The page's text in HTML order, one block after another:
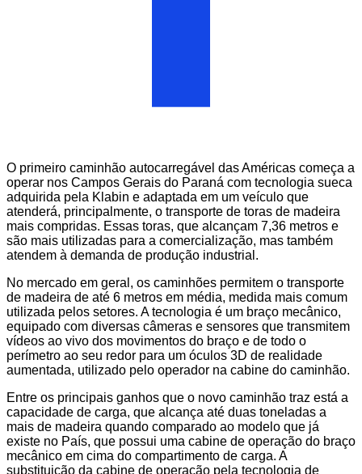
O primeiro caminhão autocarregável das Américas começa a
operar nos Campos Gerais do Paraná com tecnologia sueca
adquirida pela Klabin e adaptada em um veículo que
atenderá, principalmente, o transporte de toras de madeira
mais compridas. Essas toras, que alcançam 7,36 metros e
são mais utilizadas para a comercialização, mas também
atendem à demanda de produção industrial.
No mercado em geral, os caminhões permitem o transporte
de madeira de até 6 metros em média, medida mais comum
utilizada pelos setores. A tecnologia é um braço mecânico,
equipado com diversas câmeras e sensores que transmitem
vídeos ao vivo dos movimentos do braço e de todo o
perímetro ao seu redor para um óculos 3D de realidade
aumentada, utilizado pelo operador na cabine do caminhão.
Entre os principais ganhos que o novo caminhão traz está a
capacidade de carga, que alcança até duas toneladas a
mais de madeira quando comparado ao modelo que já
existe no País, que possui uma cabine de operação do braço
mecânico em cima do compartimento de carga. A
substituição da cabine de operação pela tecnologia de